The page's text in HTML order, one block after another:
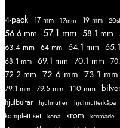
4-pack 17 mm 17mm 19 mm 20st
56.6 mm 57.1 mm 58.1 mm
63.4 mm 64 mm 64.1 mm
68.1 mm 69.1 mm 70.1 mm
72.2 mm 72.6 mm 73.1 mm
79.1 mm 79.5 mm 110 mm
hjulbultar hjulmutter hjulmutterkåpa
komplett set kona krom kromade